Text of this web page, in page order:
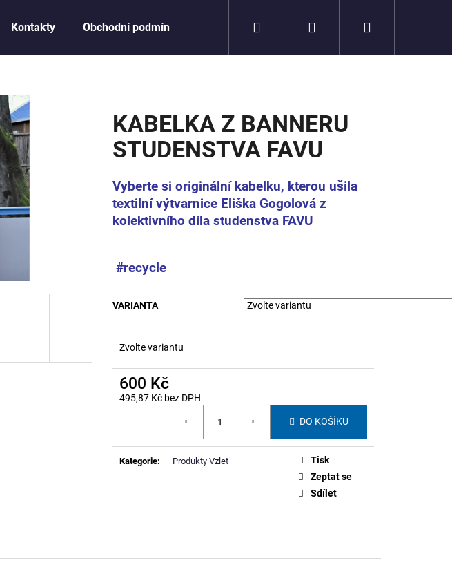
Kontakty Obchodní podmínky Přihlášení
KABELKA Z BANNERU
STUDENSTVA FAVU
Vyberte si originální kabelku, kterou ušila
textilní výtvarnice Eliška Gogolová z
kolektivního díla studenstva FAVU
#recycle
VARIANTA
Zvolte variantu
600 Kč
495,87 Kč bez DPH
DO KOŠÍKU
Kategorie: Produkty Vzlet
Tisk
Zeptat se
Sdílet
HLEDAT
LEDVINKA Z BANNERU STUDENSTVA